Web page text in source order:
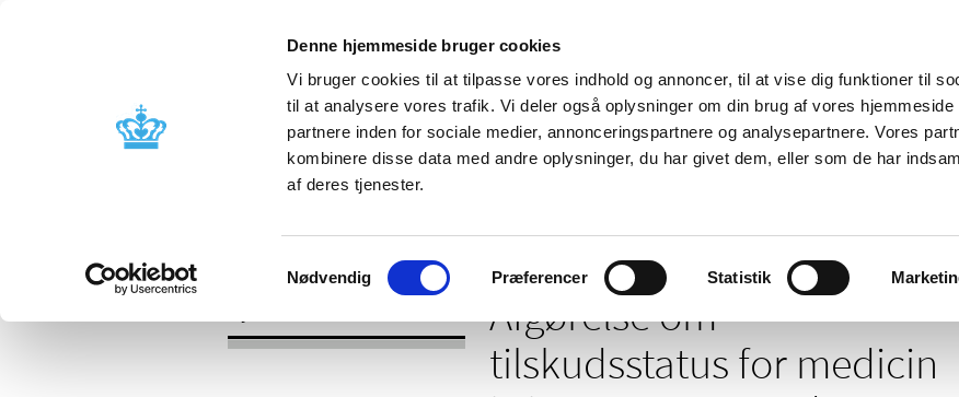
Denne hjemmeside bruger cookies
Vi bruger cookies til at tilpasse vores indhold og annoncer, til at vise dig funktioner til
til at analysere vores trafik. Vi deler også oplysninger om din brug af vores hjemmeside
partnere inden for sociale medier, annonceringspartnere og analysepartnere. Vores
kombinere disse data med andre oplysninger, du har givet dem, eller som de har
af deres tjenester.
Samtykkevalg
Nødvendig Præferencer Statistik
Nyheder Om os Kontakt
Godkendelse og
Bivirkninger og
produktinformation
Tilskud og
Apoteker og salg af
Afgørelse om
tilskudsstatus for medicin